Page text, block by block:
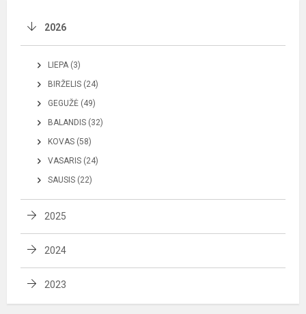
2026
LIEPA (3)
BIRŽELIS (24)
GEGUŽĖ (49)
BALANDIS (32)
KOVAS (58)
VASARIS (24)
SAUSIS (22)
2025
2024
2023